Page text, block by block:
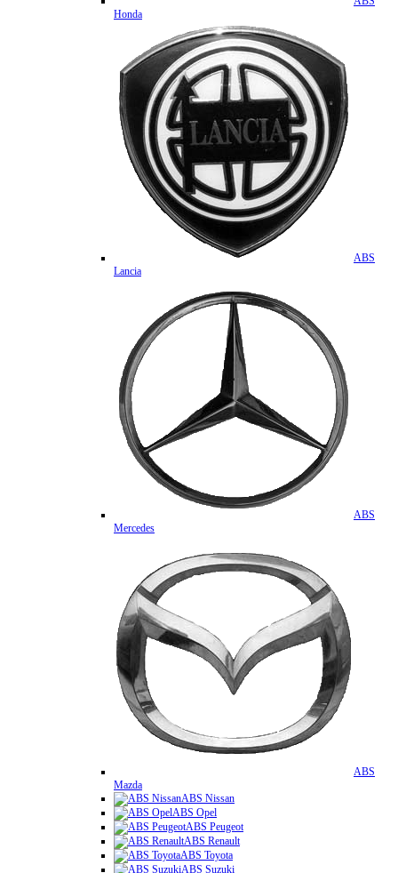
Honda
ABS
Lancia
ABS
Mercedes
ABS
Mazda
ABS Nissan
ABS Opel
ABS Peugeot
ABS Renault
ABS Toyota
ABS Suzuki